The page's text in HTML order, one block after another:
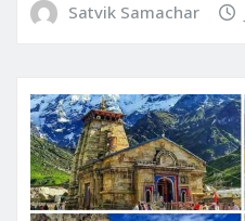
Satvik Samachar